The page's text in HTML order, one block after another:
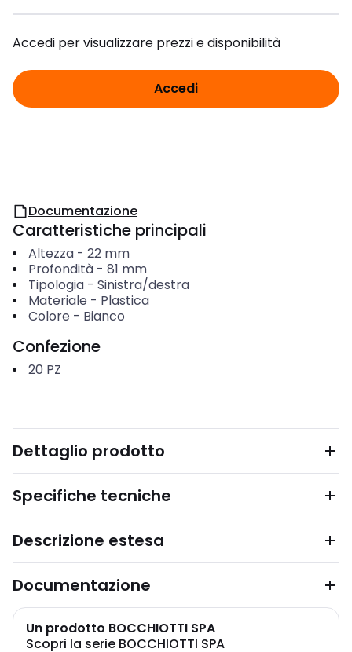
Accedi per visualizzare prezzi e disponibilità
Accedi
Documentazione
Caratteristiche principali
Altezza- 22 mm
Profondità- 81 mm
Tipologia- Sinistra/destra
Materiale - Plastica
Colore - Bianco
Confezione
20 PZ
Dettaglio prodotto
Specifiche tecniche
Descrizione estesa
Documentazione
Un prodotto BOCCHIOTTI SPA
Scopri la serie BOCCHIOTTI SPA